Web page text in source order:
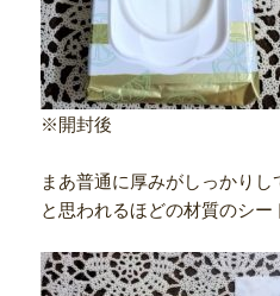
※開封後
まあ普通に厚みがしっかり
と思われるほどの材質のシー